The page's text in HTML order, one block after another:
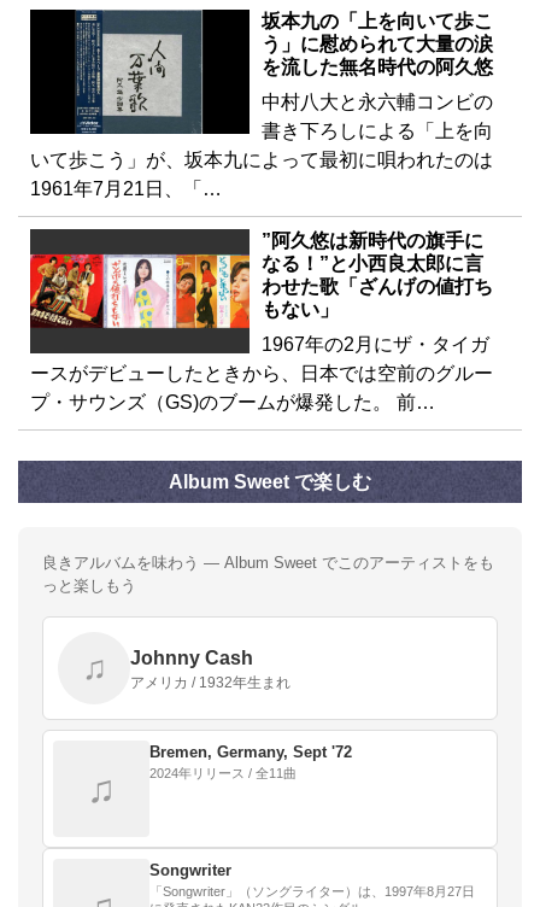
坂本九の「上を向いて歩こ
う」に慰められて大量の涙
を流した無名時代の阿久悠
中村八大と永六輔コンビの
書き下ろしによる「上を向
いて歩こう」が、坂本九によって最初に唄われたのは
1961年7月21日、「…
”阿久悠は新時代の旗手に
なる！”と小西良太郎に言
わせた歌「ざんげの値打ち
もない」
1967年の2月にザ・タイガ
ースがデビューしたときから、日本では空前のグルー
プ・サウンズ（GS)のブームが爆発した。 前…
Album Sweet で楽しむ
良きアルバムを味わう — Album Sweet でこのアーティストをも
っと楽しもう
♫ Johnny Cash
アメリカ / 1932年生まれ
♫
Bremen, Germany, Sept '72
2024年リリース / 全11曲
Songwriter
「Songwriter」（ソングライター）は、1997年8月27日